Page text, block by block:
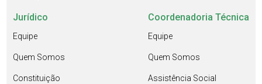
Jurídico
Equipe
Quem Somos
Constituição
Coordenadoria Técnica
Equipe
Quem Somos
Assistência Social